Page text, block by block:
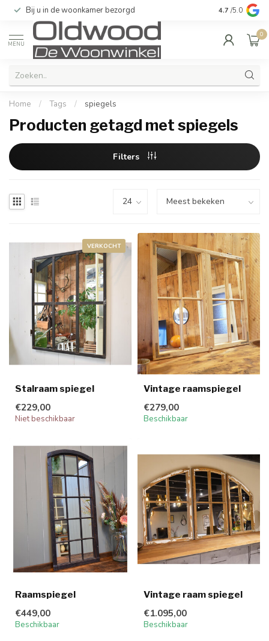
Bij u in de woonkamer bezorgd Kwaliteit &
4.7 /5.0
MENU
0
Home / Tags / spiegels
Producten getagd met spiegels
Filters
VERKOCHT
Stalraam spiegel
€229,00
Niet beschikbaar
Vintage raamspiegel
€279,00
Beschikbaar
Raamspiegel
€449,00
Beschikbaar
Vintage raam spiegel
€1.095,00
Beschikbaar